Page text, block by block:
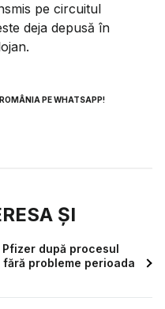
pe circuitul
deja depusă în
PE WHATSAPP!
ȘI
după procesul
fără probleme perioada